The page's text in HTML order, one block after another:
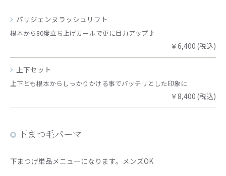
パリジェンヌラッシュリフト
根本から80度立ち上げカールで更に目力アップ♪
￥6,400 (税込)
上下セット
上下とも根本からしっかりかける事でパッチリとした印象に
￥8,400 (税込)
下まつ毛パーマ
下まつげ単品メニューになります。メンズOK